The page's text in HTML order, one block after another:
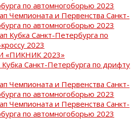
по автомногоборью 2023
Чемпионата и Первенства Санкт-
по автомногоборью 2023
Кубка Санкт-Петербурга по
2023
«ПИКНИК 2023»
Кубка Санкт-Петербурга по дрифту
Чемпионата и Первенства Санкт-
по автомногоборью 2023
Чемпионата и Первенства Санкт-
по автомногоборью 2023